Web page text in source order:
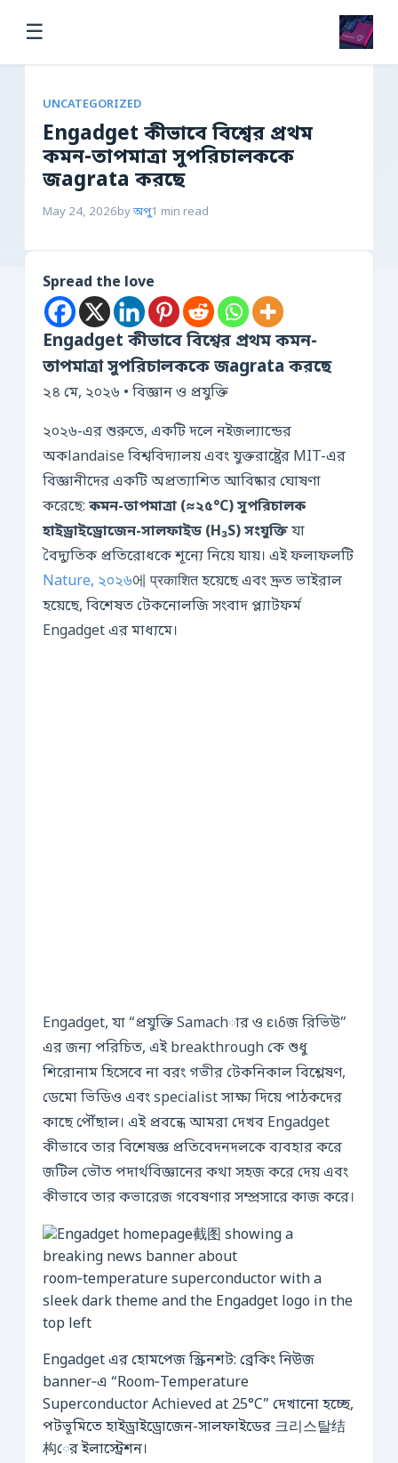
☰
UNCATEGORIZED
Engadget কীভাবে বিশ্বের প্রথম
কমন-তাপমাত্রা সুপরিচালককে
জagrata করছে
May 24, 2026byঅপু1 min read
Spread the love
Engadget কীভাবে বিশ্বের প্রথম কমন-
তাপমাত্রা সুপরিচালককে জagrata করছে
২৪ মে, ২০২৬ • বিজ্ঞান ও প্রযুক্তি
২০২৬-এর শুরুতে, একটি দলে নইজল্যান্ডের
অকlandaise বিশ্ববিদ্যালয় এবং যুক্তরাষ্ট্রের MIT-এর
বিজ্ঞানীদের একটি অপ্রত্যাশিত আবিষ্কার ঘোষণা
করেছে: কমন-তাপমাত্রা (≈২৫°C) সুপরিচালক
হাইড্রাইড্রোজেন-সালফাইড (H₃S) সংযুক্তিযা
বৈদ্যুতিক প্রতিরোধকে শূন্যে নিয়ে যায়। এই ফলাফলটি
Nature, ২০২৬에 प्रकाशित হয়েছে এবং দ্রুত ভাইরাল
হয়েছে, বিশেষত টেকনোলজি সংবাদ প্ল্যাটফর্ম
Engadget এর মাধ্যমে।
Engadget, যা “প্রযুক্তি Samachার ও ειδজ রিভিউ”
এর জন্য পরিচিত, এই breakthrough কে শুধু
শিরোনাম হিসেবে না বরং গভীর টেকনিকাল বিশ্লেষণ,
ডেমো ভিডিও এবং specialist সাক্ষ্য দিয়ে পাঠকদের
কাছে পৌঁছাল। এই প্রবন্ধে আমরা দেখব Engadget
কীভাবে তার বিশেষজ্ঞ প্রতিবেদনদলকে ব্যবহার করে
জটিল ভৌত পদার্থবিজ্ঞানের কথা সহজ করে দেয় এবং
কীভাবে তার কভারেজ গবেষণার সম্প্রসারে কাজ করে।
Engadget এর হোমপেজ স্ক্রিনশট: ব্রেকিং নিউজ
banner‑এ “Room‑Temperature
Superconductor Achieved at 25°C” দেখানো হচ্ছে,
পটভূমিতে হাইড্রাইড্রোজেন-সালফাইডের 크리스탈结
构ের ইলাস্ট্রেশন।